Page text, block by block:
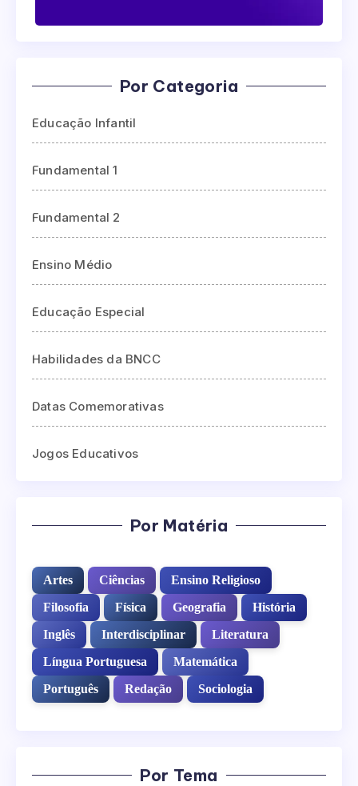
Por Categoria
Educação Infantil
Fundamental 1
Fundamental 2
Ensino Médio
Educação Especial
Habilidades da BNCC
Datas Comemorativas
Jogos Educativos
Por Matéria
Artes Ciências
Ensino Religioso
Filosofia
Física Geografia
História
Inglês
Interdisciplinar
Literatura
Língua Portuguesa
Matemática
Português
Redação Sociologia
Por Tema